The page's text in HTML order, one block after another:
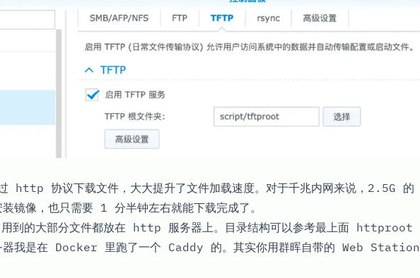
http 协议下载文件，大大提升了文件加载速度。对于千兆内网来说，2.5G 的
像，也只需要 1 分半钟左右就能下载完成了。
用到的大部分文件都放在 http 服务器上。目录结构可以参考最上面 httproot
我是在 Docker 里跑了一个 Caddy 的。其实你用群晖自带的 Web Station